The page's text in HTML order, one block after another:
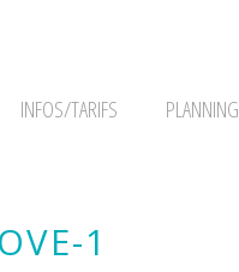
INFOS/TARIFS PLANNING
1